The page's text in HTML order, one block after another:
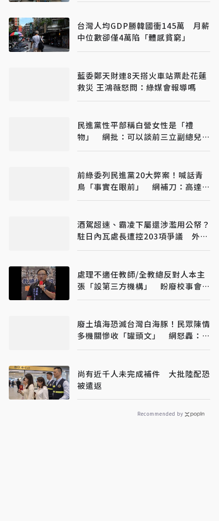
台灣人均GDP勝韓國衝145萬 月薪
中位數卻僅4萬陷「體感貧窮」
藍委鄭天財連8天搭火車站票赴花蓮
救災 王鴻薇怒問：綠媒會報導嗎
民進黨性平部稱白營女性是「禮
物」 網批：可以談前三立副總兒性
侵案嗎
前綠委列民進黨20大弊案！喊話青
鳥「事實在眼前」 網補刀：高達
50個國家隊
酒駕超速、霸凌下屬還涉濫用公帑？
駐日內瓦處長遭控203項爭議 外交
部啟動調查
處理不適任教師/全教總反對人本主
張「設第三方機構」 盼廢校事會
議、案件分流
廢土填海恐滅台灣白海豚！民眾陳情
多機關慘收「罐頭文」 網怒轟：骯
髒政府
尚有近千人未完成補件 大批陸配恐
被遣返
Recommended by